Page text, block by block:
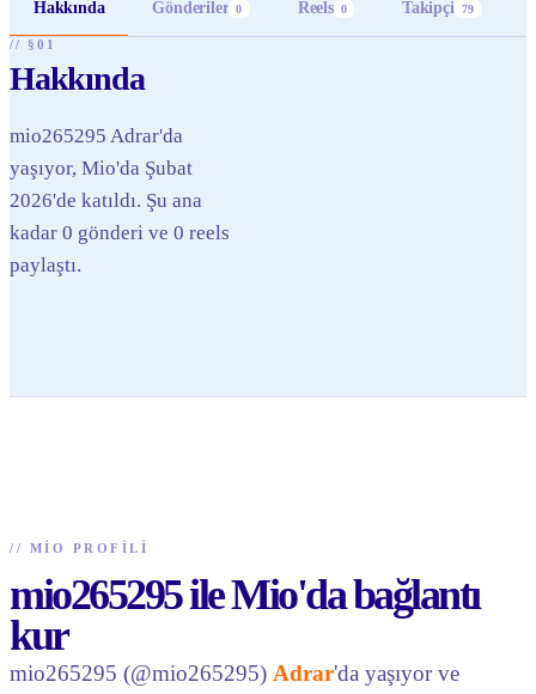
Hakkında Gönderiler 0 Reels 0 Takipçi 79
// §01
Hakkında
mio265295 Adrar'da
yaşıyor, Mio'da Şubat
2026'de katıldı. Şu ana
kadar 0 gönderi ve 0 reels
paylaştı.
// MIO PROFILI
mio265295 ile Mio'da bağlantı
kur
mio265295 (@mio265295) Adrar'da yaşıyor ve